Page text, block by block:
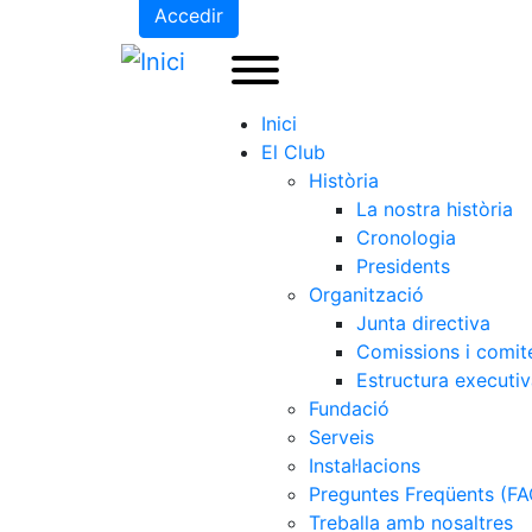
Accedir
Inici
El Club
Història
La nostra història
Cronologia
Presidents
Organització
Junta directiva
Comissions i
Estructura
Fundació
Serveis
Instal·lacions
Preguntes Freqüents
Treballa amb nosaltres